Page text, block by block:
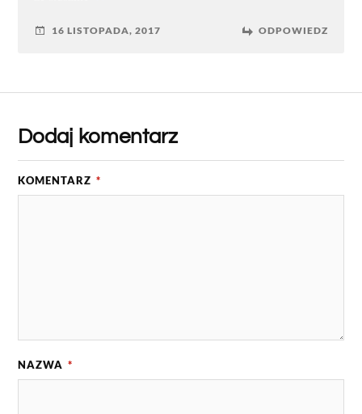
16 LISTOPADA, 2017 ODPOWIEDZ
Dodaj komentarz
KOMENTARZ *
NAZWA *